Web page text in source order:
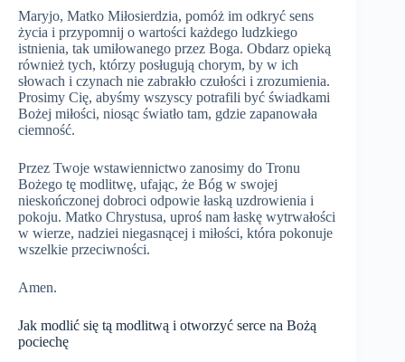
Maryjo, Matko Miłosierdzia, pomóż im odkryć sens
życia i przypomnij o wartości każdego ludzkiego
istnienia, tak umiłowanego przez Boga. Obdarz opieką
również tych, którzy posługują chorym, by w ich
słowach i czynach nie zabrakło czułości i zrozumienia.
Prosimy Cię, abyśmy wszyscy potrafili być świadkami
Bożej miłości, niosąc światło tam, gdzie zapanowała
ciemność.
Przez Twoje wstawiennictwo zanosimy do Tronu
Bożego tę modlitwę, ufając, że Bóg w swojej
nieskończonej dobroci odpowie łaską uzdrowienia i
pokoju. Matko Chrystusa, uproś nam łaskę wytrwałości
w wierze, nadziei niegasnącej i miłości, która pokonuje
wszelkie przeciwności.
Amen.
Jak modlić się tą modlitwą i otworzyć serce na Bożą
pociechę